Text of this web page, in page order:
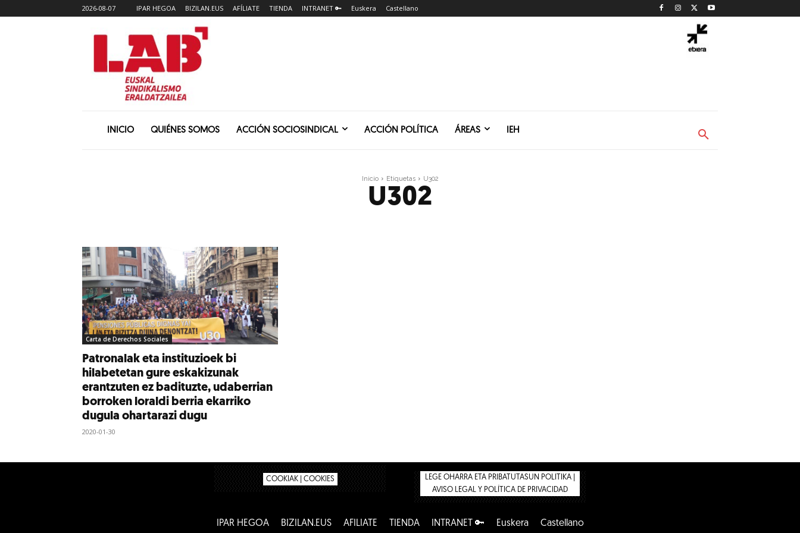
2026-08-07 IPAR HEGOA BIZILAN.EUS AFÍLIATE TIENDA INTRANET 🔑 Euskera Castellano
INICIO QUIÉNES SOMOS ACCIÓN SOCIOSINDICAL ACCIÓN POLÍTICA ÁREAS IEH
Inicio Etiquetas U302
U302
Carta de Derechos Sociales
Patronalak eta instituzioek bi
hilabetetan gure eskakizunak
erantzuten ez badituzte, udaberrian
borroken loraldi berria ekarriko
dugula ohartarazi dugu
2020-01-30
COOKIAK | COOKIES
LEGE OHARRA ETA PRIBATUTASUN POLITIKA |
AVISO LEGAL Y POLÍTICA DE PRIVACIDAD
IPAR HEGOA BIZILAN.EUS AFÍLIATE TIENDA INTRANET 🔑 Euskera Castellano